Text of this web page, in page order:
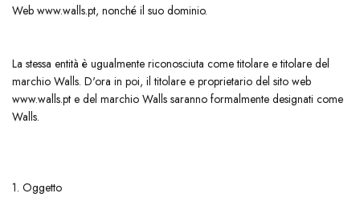
Web www.walls.pt, nonché il suo dominio.
La stessa entità è ugualmente riconosciuta come titolare e titolare del
marchio Walls. D'ora in poi, il titolare e proprietario del sito web
www.walls.pt e del marchio Walls saranno formalmente designati come
Walls.
​1. Oggetto